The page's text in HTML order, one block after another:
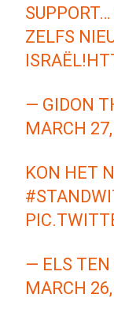
ZELFS
ISRAËL!
— GIDON
MARCH
KON HET
— ELS
MARCH